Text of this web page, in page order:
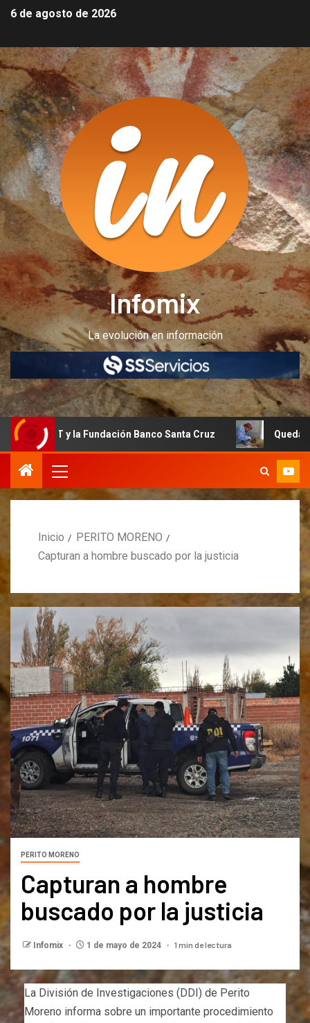
6 de agosto de 2026
Infomix
La evolución en información
y la Fundación Banco Santa Cruz Quedan últimos
Inicio
PERITO MORENO
Capturan a hombre buscado por la justicia
PERITO MORENO
Capturan a hombre
buscado por la justicia
Infomix 1 de mayo de 2024 1 min de lectura
La División de Investigaciones (DDI) de Perito
Moreno informa sobre un importante procedimiento